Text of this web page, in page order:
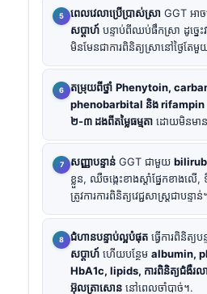
ពេលវេលាប្រើប្រាស់ស្រា GGT អា
សប្តាហ៍ បន្ទាប់ពីឈប់ផឹកស្រា ដូច្នេះវ
មិនមែនជាការពិនិត្យស្រានៅថ្ងៃតែមួ
តម្រុយពីថ្នាំ Phenytoin,
phenobarbital និង rifampin
២-៣ ដងពីតម្លៃធម្មតា ដោយមិនមាន
សញ្ញាបន្ទាន់ GGT ជាមួយ
ខ្លួន, ឈឺចង្កេះខាងស្តាំផ្នែកខាងល
ត្រូវការការពិនិត្យវេជ្ជសាស្ត្រជាបន្ទាន់
ជំហានបន្ទាប់ល្អបំផុត ធ្វើការពិនិត្យប
សប្តាហ៍ ហើយបន្ថែម albumin,
HbA1c, lipids, ការពិនិត្យជំងឺរ
អ៊ុលត្រាសោន នៅពេលចាំបាច់។.